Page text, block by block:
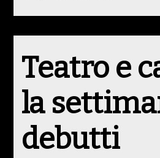
Teatro e
la
debutti